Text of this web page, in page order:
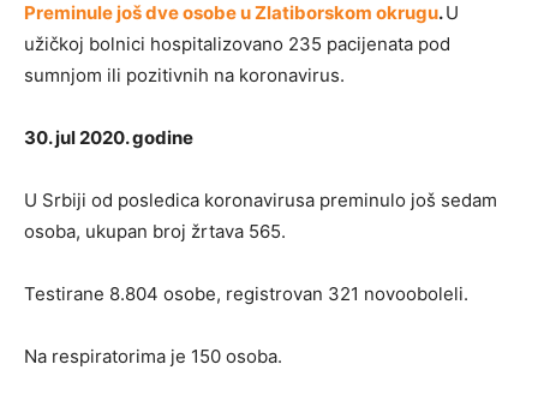
Preminule još dve osobe u Zlatiborskom okrugu.U
užičkoj bolnici hospitalizovano 235 pacijenata pod
sumnjom ili pozitivnih na koronavirus.
30. jul 2020. godine
U Srbiji od posledica koronavirusa preminulo još sedam
osoba, ukupan broj žrtava 565.
Testirane 8.804 osobe, registrovan 321 novooboleli.
Na respiratorima je 150 osoba.